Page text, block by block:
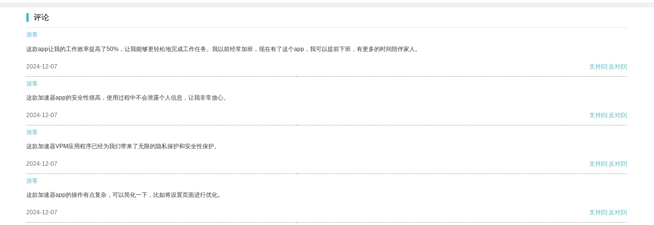
评论
游客
这款app让我的工作效率提高了50%，让我能够更轻松地完成工作任务。我以前经常加班，现在有了这个app，我可以提前下班，有更多的时间陪伴家人。
2024-12-07 支持[0] 反对[0]
游客
这款加速器app的安全性很高，使用过程中不会泄露个人信息，让我非常放心。
2024-12-07 支持[0] 反对[0]
游客
这款加速器VPM应用程序已经为我们带来了无限的隐私保护和安全性保护。
2024-12-07 支持[0] 反对[0]
游客
这款加速器app的操作有点复杂，可以简化一下，比如将设置页面进行优化。
2024-12-07 支持[0] 反对[0]